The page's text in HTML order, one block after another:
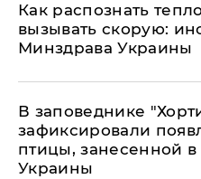
Как распознать
вызывать скорую:
Минздрава Украины
В заповеднике
зафиксировали
птицы, занесенной
Украины